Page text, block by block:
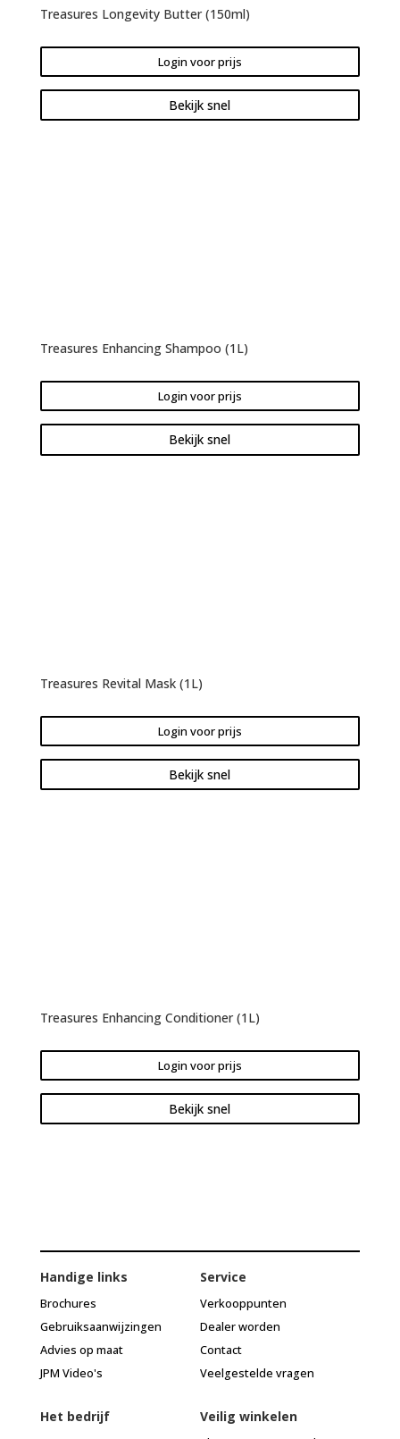
Treasures Longevity Butter (150ml)
Login voor prijs
Bekijk snel
Treasures Enhancing Shampoo (1L)
Login voor prijs
Bekijk snel
Treasures Revital Mask (1L)
Login voor prijs
Bekijk snel
Treasures Enhancing Conditioner (1L)
Login voor prijs
Bekijk snel
Handige links
Brochures
Gebruiksaanwijzingen
Advies op maat
JPM Video's
Service
Verkooppunten
Dealer worden
Contact
Veelgestelde vragen
Het bedrijf Veilig winkelen